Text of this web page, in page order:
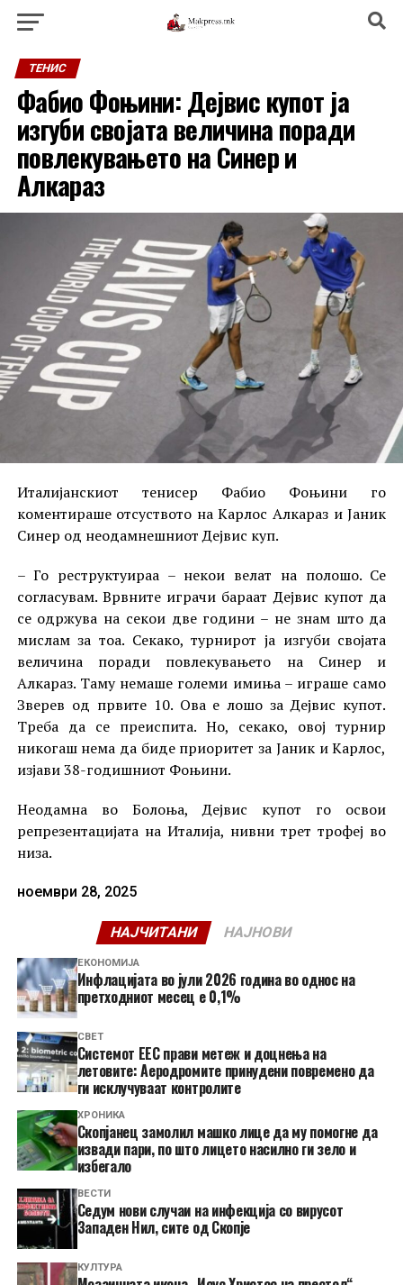
ТЕНИС
Фабио Фоњини: Дејвис купот ја
изгуби својата величина поради
повлекувањето на Синер и
Алкараз
Италијанскиот тенисер Фабио Фоњини го
коментираше отсуството на Карлос Алкараз и Јаник
Синер од неодамнешниот Дејвис куп.
– Го реструктуираа – некои велат на полошо. Се
согласувам. Врвните играчи бараат Дејвис купот да
се одржува на секои две години – не знам што да
мислам за тоа. Секако, турнирот ја изгуби својата
величина поради повлекувањето на Синер и
Алкараз. Таму немаше големи имиња – играше само
Зверев од првите 10. Ова е лошо за Дејвис купот.
Треба да се преиспита. Но, секако, овој турнир
никогаш нема да биде приоритет за Јаник и Карлос,
изјави 38-годишниот Фоњини.
Неодамна во Болоња, Дејвис купот го освои
репрезентацијата на Италија, нивни трет трофеј во
низа.
ноември 28, 2025
НАЈЧИТАНИ НАЈНОВИ
ЕКОНОМИЈА
Инфлацијата во јули 2026 година во однос на
претходниот месец е 0,1%
СВЕТ
Системот ЕЕС прави метеж и доцнења на
летовите: Аеродромите принудени повремено да
ги исклучуваат контролите
ХРОНИКА
Скопјанец замолил машко лице да му помогне да
извади пари, по што лицето насилно ги зело и
избегало
ВЕСТИ
Седум нови случаи на инфекција со вирусот
Западен Нил, сите од Скопје
КУЛТУРА